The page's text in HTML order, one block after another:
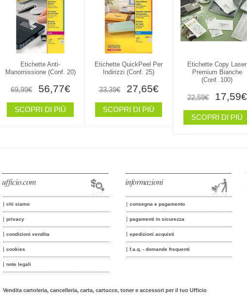
Etichette Anti-
Manomissione (conf. 20)
69,99€ 56,77€
SCOPRI DI PIÙ
Etichette QuickPeel Per
Indirizzi (conf. 25)
33,39€ 27,65€
SCOPRI DI PIÙ
Etichette Copy Laser
Premium Bianche
(conf. 100)
22,59€ 17,59€
SCOPRI DI PIÙ
informazioni
consegna e pagamento
pagamenti in sicurezza
spedizioni acquisti
f.a.q. - domande frequenti
ufficio.com
chi siamo
privacy
condizioni vendita
cookies
note legali
Vendita cartoleria, cancelleria, carta, cartucce, toner e accessori per il tuo Ufficio